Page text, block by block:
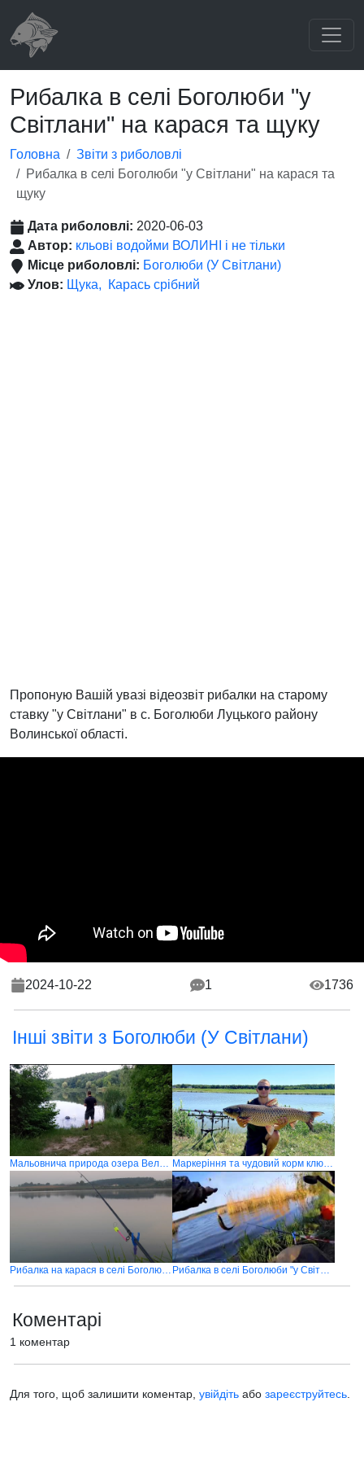
Рибалка в селі Боголюби "у
Світлани" на карася та щуку
Головна
Звіти з риболовлі
Рибалка в селі Боголюби "у Світлани" на карася та
щуку
Дата риболовлі: 2020-06-03
Автор: кльові водойми ВОЛИНІ і не тільки
Місце риболовлі: Боголюби (У Світлани)
Улов: Щука Карась срібний
Пропоную Вашій увазі відеозвіт рибалки на старому
ставку "у Світлани" в с. Боголюби Луцького району
Волинської області.
2024-10-22 1 1736
Інші звіти з Боголюби (У Світлани)
Мальовнича природа озера Великі-Пріцьки: Риболовля без улову, але з незабутніми краєвидами Маркеріння та чудовий корм ключ до успіху
Рибалка на карася в селі Боголюби Рибалка в селі Боголюби "у Світлани" на карася та щуку
Коментарі
1 коментар
Для того, щоб залишити коментар, увійдіть або зареєструйтесь